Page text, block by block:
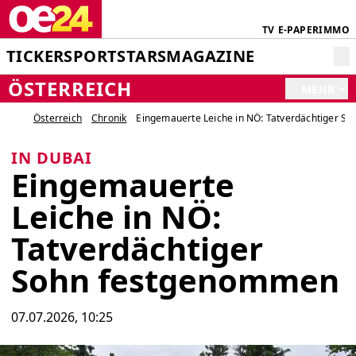
TV E-PAPERIMMO
TICKERSPORTSTARSMAGAZINE
ÖSTERREICH
Österreich Chronik Eingemauerte Leiche in NÖ: Tatverdächtiger
IN DUBAI
Eingemauerte
Leiche in NÖ:
Tatverdächtiger
Sohn festgenommen
07.07.2026, 10:25